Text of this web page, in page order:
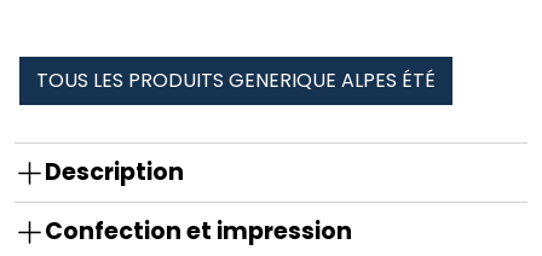
été
TOUS LES PRODUITS GENERIQUE ALPES ÉTÉ
Description
Confection et impression